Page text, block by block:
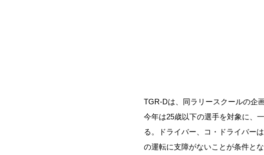
TGR-Dは、同ラリースクールの企
今年は25歳以下の選手を対象に、
る。ドライバー、コ・ドライバー
の運転に支障がないことが条件と